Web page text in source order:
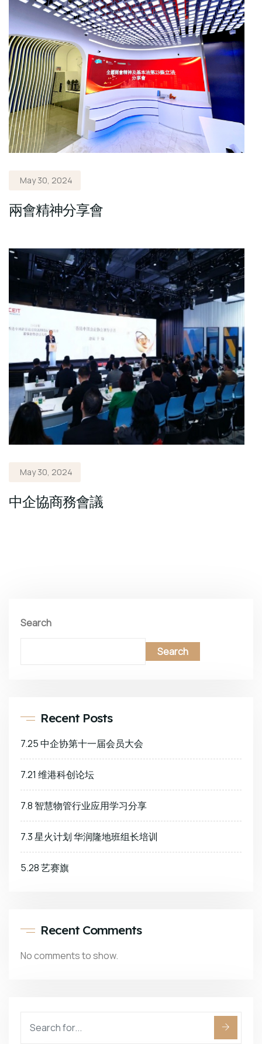
May 30, 2024
兩會精神分享會
May 30, 2024
中企協商務會議
Search
Search
Recent Posts
7.25 中企协第十一届会员大会
7.21 维港科创论坛
7.8 智慧物管行业应用学习分享
7.3 星火计划 华润隆地班组长培训
5.28 艺赛旗
Recent Comments
No comments to show.